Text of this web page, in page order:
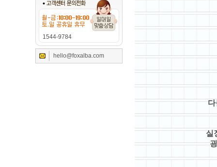
1544-9784
hello@foxalba.com
다
실
굉